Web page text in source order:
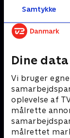
Samtykke
Dine
Vi bruger
oplevelse af
målrette
målrettet
Mere